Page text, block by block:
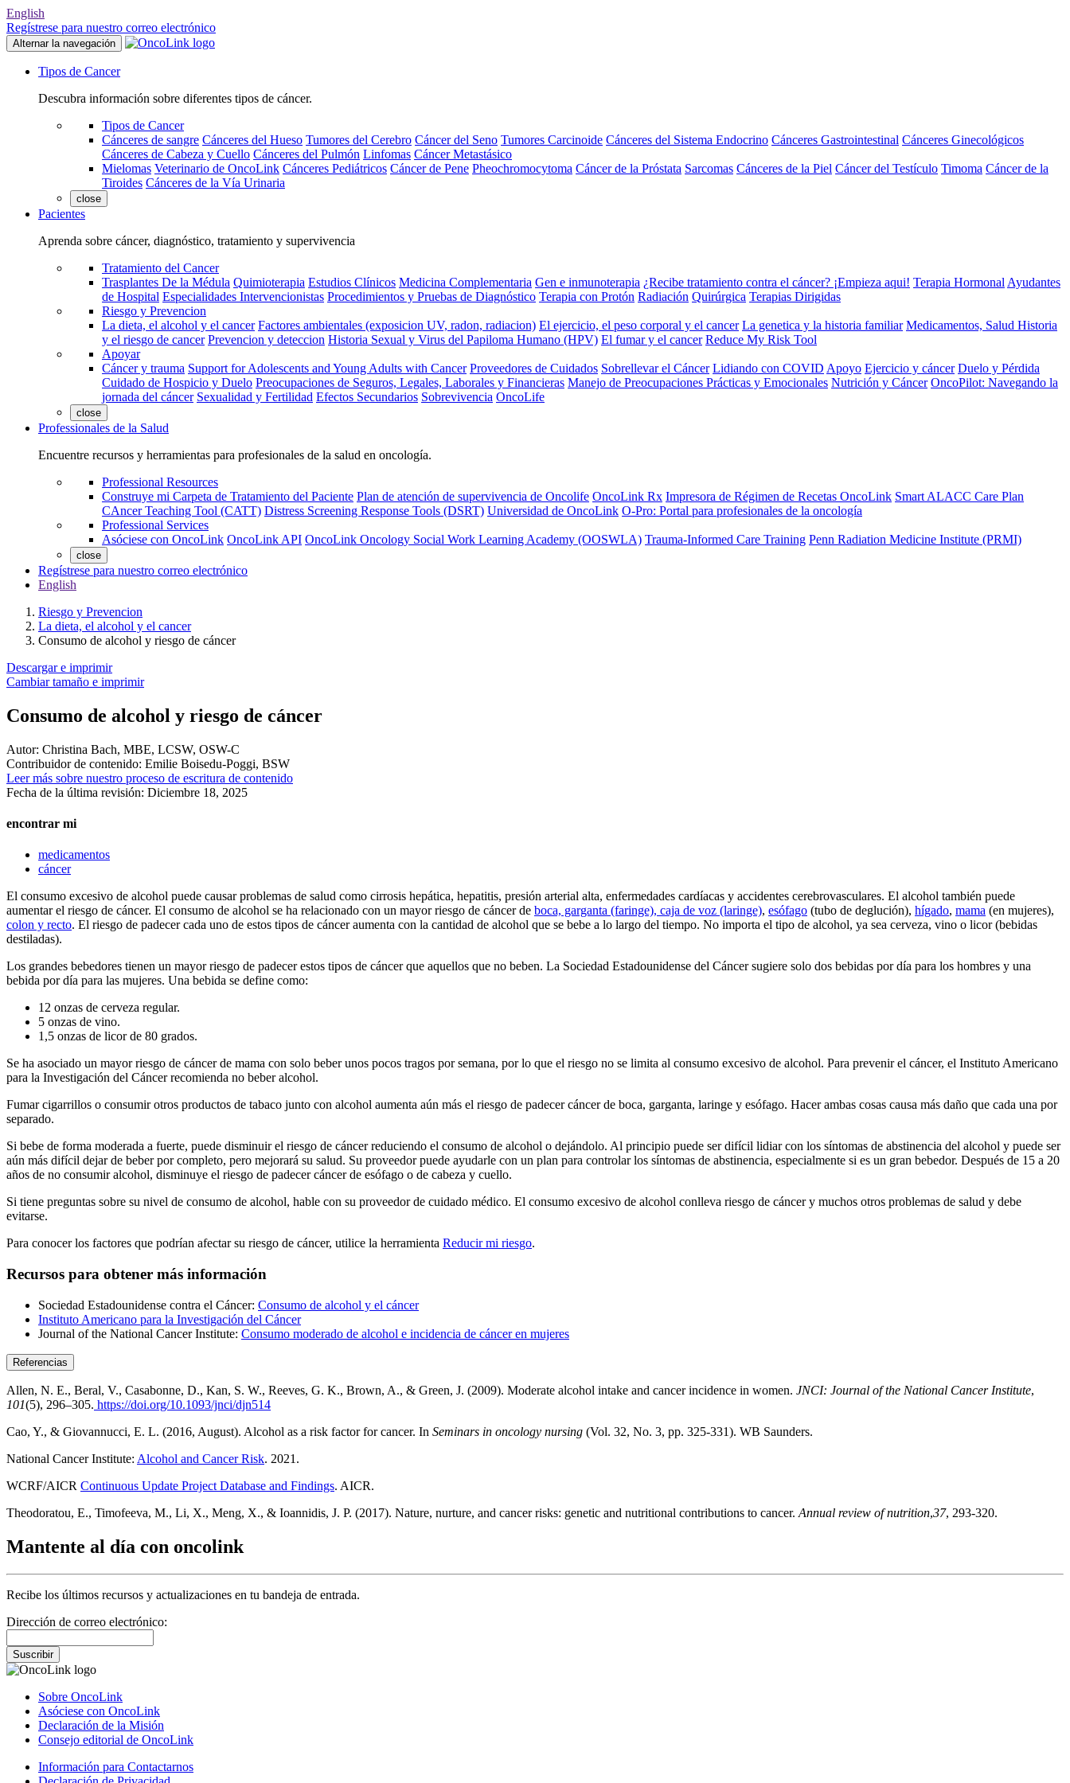
English
Regístrese para nuestro correo electrónico
Alternar la navegación
Tipos de Cancer
Descubra información sobre diferentes tipos de cáncer.
Tipos de Cancer
Cánceres de sangre Cánceres del Hueso Tumores del Cerebro Cáncer del Seno Tumores Carcinoide Cánceres del Sistema Endocrino Cánceres Gastrointestinal Cánceres Ginecológicos
Cánceres de Cabeza y Cuello Cánceres del Pulmón Linfomas Cáncer Metastásico
Mielomas Veterinario de OncoLink Cánceres Pediátricos Cáncer de Pene Pheochromocytoma Cáncer de la Próstata Sarcomas Cánceres de la Piel Cáncer del Testículo Timoma Cáncer de la
Tiroides Cánceres de la Vía Urinaria
close
Pacientes
Aprenda sobre cáncer, diagnóstico, tratamiento y supervivencia
Tratamiento del Cancer
Trasplantes De la Médula Quimioterapia Estudios Clínicos Medicina Complementaria Gen e inmunoterapia ¿Recibe tratamiento contra el cáncer? ¡Empieza aqui! Terapia Hormonal Ayudantes
de Hospital Especialidades Intervencionistas Procedimientos y Pruebas de Diagnóstico Terapia con Protón Radiación Quirúrgica Terapias Dirigidas
Riesgo y Prevencion
La dieta, el alcohol y el cancer Factores ambientales (exposicion UV, radon, radiacion) El ejercicio, el peso corporal y el cancer La genetica y la historia familiar Medicamentos, Salud Historia
y el riesgo de cancer Prevencion y deteccion Historia Sexual y Virus del Papiloma Humano (HPV) El fumar y el cancer Reduce My Risk Tool
Apoyar
Cáncer y trauma Support for Adolescents and Young Adults with Cancer Proveedores de Cuidados Sobrellevar el Cáncer Lidiando con COVID Apoyo Ejercicio y cáncer Duelo y Pérdida
Cuidado de Hospicio y Duelo Preocupaciones de Seguros, Legales, Laborales y Financieras Manejo de Preocupaciones Prácticas y Emocionales Nutrición y Cáncer OncoPilot: Navegando la
jornada del cáncer Sexualidad y Fertilidad Efectos Secundarios Sobrevivencia OncoLife
close
Professionales de la Salud
Encuentre recursos y herramientas para profesionales de la salud en oncología.
Professional Resources
Construye mi Carpeta de Tratamiento del Paciente Plan de atención de supervivencia de Oncolife OncoLink Rx Impresora de Régimen de Recetas OncoLink Smart ALACC Care Plan
CAncer Teaching Tool (CATT) Distress Screening Response Tools (DSRT) Universidad de OncoLink O-Pro: Portal para profesionales de la oncología
Professional Services
Asóciese con OncoLink OncoLink API OncoLink Oncology Social Work Learning Academy (OOSWLA) Trauma-Informed Care Training Penn Radiation Medicine Institute (PRMI)
close
Regístrese para nuestro correo electrónico
English
Riesgo y Prevencion
La dieta, el alcohol y el cancer
Consumo de alcohol y riesgo de cáncer
Descargar e imprimir
Cambiar tamaño e imprimir
Consumo de alcohol y riesgo de cáncer
Autor: Christina Bach, MBE, LCSW, OSW-C
Contribuidor de contenido: Emilie Boisedu-Poggi, BSW
Leer más sobre nuestro proceso de escritura de contenido
Fecha de la última revisión: Diciembre 18, 2025
encontrar mi
medicamentos
cáncer
El consumo excesivo de alcohol puede causar problemas de salud como cirrosis hepática, hepatitis, presión arterial alta, enfermedades cardíacas y accidentes cerebrovasculares. El alcohol también puede
aumentar el riesgo de cáncer. El consumo de alcohol se ha relacionado con un mayor riesgo de cáncer de boca, garganta (faringe), caja de voz (laringe), esófago (tubo de deglución), hígado, mama (en mujeres),
colon y recto. El riesgo de padecer cada uno de estos tipos de cáncer aumenta con la cantidad de alcohol que se bebe a lo largo del tiempo. No importa el tipo de alcohol, ya sea cerveza, vino o licor (bebidas
destiladas).
Los grandes bebedores tienen un mayor riesgo de padecer estos tipos de cáncer que aquellos que no beben. La Sociedad Estadounidense del Cáncer sugiere solo dos bebidas por día para los hombres y una
bebida por día para las mujeres. Una bebida se define como:
12 onzas de cerveza regular.
5 onzas de vino.
1,5 onzas de licor de 80 grados.
Se ha asociado un mayor riesgo de cáncer de mama con solo beber unos pocos tragos por semana, por lo que el riesgo no se limita al consumo excesivo de alcohol. Para prevenir el cáncer, el Instituto Americano
para la Investigación del Cáncer recomienda no beber alcohol.
Fumar cigarrillos o consumir otros productos de tabaco junto con alcohol aumenta aún más el riesgo de padecer cáncer de boca, garganta, laringe y esófago. Hacer ambas cosas causa más daño que cada una por
separado.
Si bebe de forma moderada a fuerte, puede disminuir el riesgo de cáncer reduciendo el consumo de alcohol o dejándolo. Al principio puede ser difícil lidiar con los síntomas de abstinencia del alcohol y puede ser
aún más difícil dejar de beber por completo, pero mejorará su salud. Su proveedor puede ayudarle con un plan para controlar los síntomas de abstinencia, especialmente si es un gran bebedor. Después de 15 a 20
años de no consumir alcohol, disminuye el riesgo de padecer cáncer de esófago o de cabeza y cuello.
Si tiene preguntas sobre su nivel de consumo de alcohol, hable con su proveedor de cuidado médico. El consumo excesivo de alcohol conlleva riesgo de cáncer y muchos otros problemas de salud y debe
evitarse.
Para conocer los factores que podrían afectar su riesgo de cáncer, utilice la herramienta Reducir mi riesgo.
Recursos para obtener más información
Sociedad Estadounidense contra el Cáncer: Consumo de alcohol y el cáncer
Instituto Americano para la Investigación del Cáncer
Journal of the National Cancer Institute: Consumo moderado de alcohol e incidencia de cáncer en mujeres
Referencias
Allen, N. E., Beral, V., Casabonne, D., Kan, S. W., Reeves, G. K., Brown, A., & Green, J. (2009). Moderate alcohol intake and cancer incidence in women. JNCI: Journal of the National Cancer Institute,
101(5), 296–305. https://doi.org/10.1093/jnci/djn514
Cao, Y., & Giovannucci, E. L. (2016, August). Alcohol as a risk factor for cancer. In Seminars in oncology nursing (Vol. 32, No. 3, pp. 325-331). WB Saunders.
National Cancer Institute: Alcohol and Cancer Risk. 2021.
WCRF/AICR Continuous Update Project Database and Findings. AICR.
Theodoratou, E., Timofeeva, M., Li, X., Meng, X., & Ioannidis, J. P. (2017). Nature, nurture, and cancer risks: genetic and nutritional contributions to cancer. Annual review of nutrition,37, 293-320.
Mantente al día con oncolink
Recibe los últimos recursos y actualizaciones en tu bandeja de entrada.
Dirección de correo electrónico:
Suscribir
Sobre OncoLink
Asóciese con OncoLink
Declaración de la Misión
Consejo editorial de OncoLink
Información para Contactarnos